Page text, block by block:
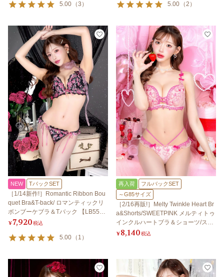
5.00 （3 ） 5.00 （2 ）
NEW TバックSET
［1/14新作!］Romantic Ribbon Bou
quet Bra&T-back/ ロマンティックリ
ボンブーケブラ＆Tバック 【LB550
0】
¥7,920税込
5.00 （ 1 ）
再入荷
フルバックSET
～G85サイズ
［2/16再販!］Melty Twinkle Heart Br
a&Shorts/SWEETPINK メルティトゥ
インクルハートブラ＆ショーツ/スイ
ートピンク 【LB5500】
¥8,140税込